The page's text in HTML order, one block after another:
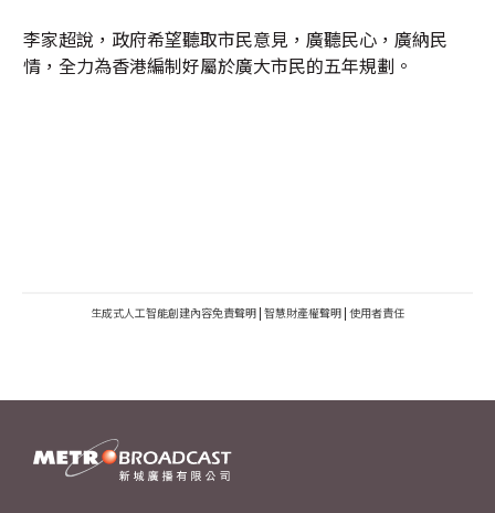
李家超說，政府希望聽取市民意見，廣聽民心，廣納民
情，全力為香港編制好屬於廣大市民的五年規劃。
生成式人工智能創建內容免責聲明 | 智慧財產權聲明 | 使用者責任